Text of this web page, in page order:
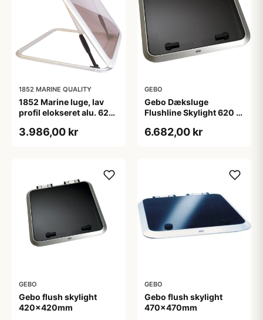
1852 MARINE QUALITY
1852 Marine luge, lav
profil elokseret alu. 627
3.986,00 kr
GEBO
Gebo Dæksluge
Flushline Skylight 620 x
6.682,00 kr
GEBO
Gebo flush skylight
420x420mm
GEBO
Gebo flush skylight
470x470mm